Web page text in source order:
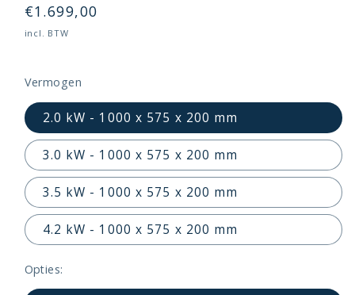
Normale
prijs
€1.699,00
incl. BTW
Vermogen
2.0 kW - 1000 x 575 x 200 mm
3.0 kW - 1000 x 575 x 200 mm
3.5 kW - 1000 x 575 x 200 mm
4.2 kW - 1000 x 575 x 200 mm
Opties: